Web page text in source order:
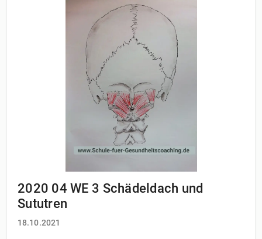
2020 04 WE 3 Schädeldach und
Sututren
18.10.2021